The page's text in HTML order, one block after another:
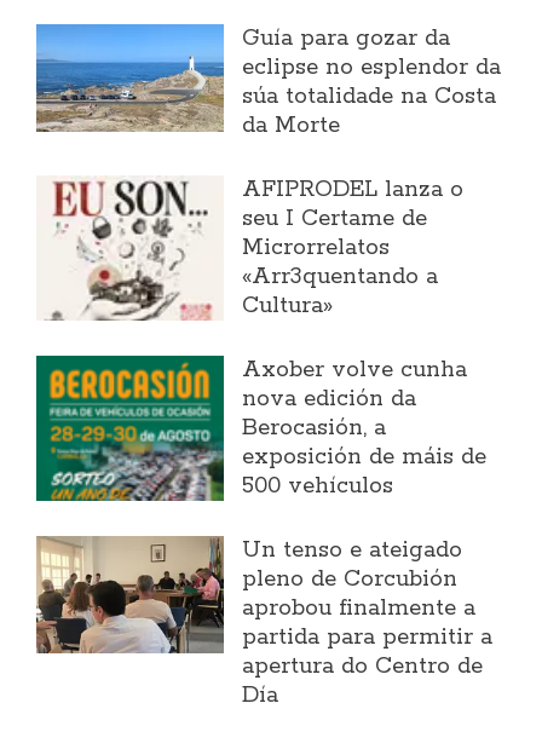
Guía para gozar da
eclipse no esplendor da
súa totalidade na Costa
da Morte
AFIPRODEL lanza o
seu I Certame de
Microrrelatos
«Arr3quentando a
Cultura»
Axober volve cunha
nova edición da
Berocasión, a
exposición de máis de
500 vehículos
Un tenso e ateigado
pleno de Corcubión
aprobou finalmente a
partida para permitir a
apertura do Centro de
Día